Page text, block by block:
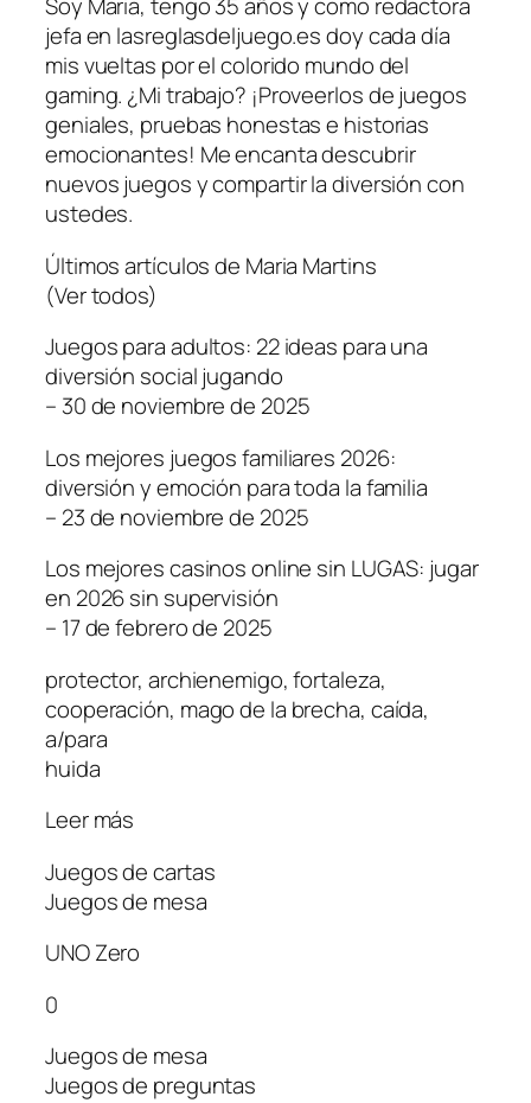
Soy Maria, tengo 35 años y como redactora
jefa en lasreglasdeljuego.es doy cada día
mis vueltas por el colorido mundo del
gaming. ¿Mi trabajo? ¡Proveerlos de juegos
geniales, pruebas honestas e historias
emocionantes! Me encanta descubrir
nuevos juegos y compartir la diversión con
ustedes.
Últimos artículos de Maria Martins
(Ver todos)
Juegos para adultos: 22 ideas para una
diversión social jugando
– 30 de noviembre de 2025
Los mejores juegos familiares 2026:
diversión y emoción para toda la familia
– 23 de noviembre de 2025
Los mejores casinos online sin LUGAS: jugar
en 2026 sin supervisión
– 17 de febrero de 2025
protector, archienemigo, fortaleza,
cooperación, mago de la brecha, caída,
a/para
huida
Leer más
Juegos de cartas
Juegos de mesa
UNO Zero
0
Juegos de mesa
Juegos de preguntas